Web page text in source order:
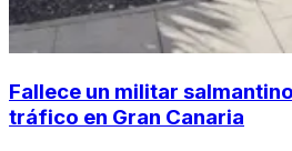
Fallece un militar
tráfico en Gran Canaria